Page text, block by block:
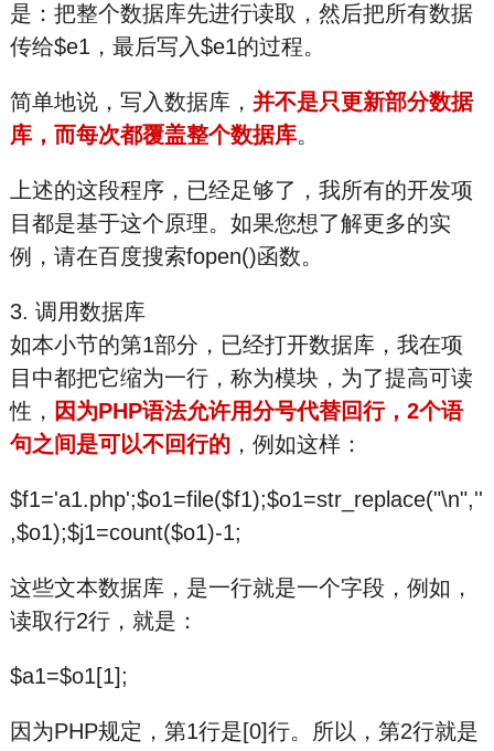
是：把整个数据库先进行读取，然后把所有数据
传给$e1，最后写入$e1的过程。
简单地说，写入数据库， 并不是只更新部分数据
库，而每次都覆盖整个数据库。
上述的这段程序，已经足够了，我所有的开发项
目都是基于这个原理。如果您想了解更多的实
例，请在百度搜索fopen()函数。
3. 调用数据库
如本小节的第1部分，已经打开数据库，我在项
目中都把它缩为一行，称为模块，为了提高可读
性， 因为PHP语法允许用分号代替回行，2个语
句之间是可以不回行的，例如这样：
$f1='a1.php';$o1=file($f1);$o1=str_replace("\n",''
,$o1);$j1=count($o1)-1;
这些文本数据库，是一行就是一个字段，例如，
读取行2行，就是：
$a1=$o1[1];
因为PHP规定，第1行是[0]行。所以，第2行就是